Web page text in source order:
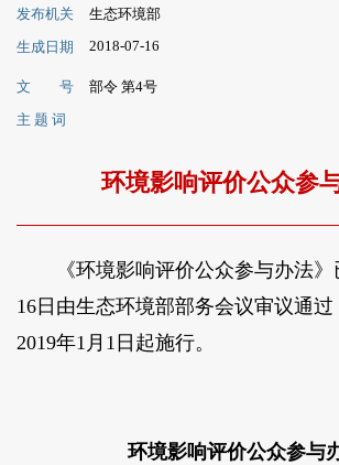
发布机关
生态环境部
生成日期
2018-07-16
文 号
部令 第4号
主 题 词
环境影响评价公众参
《环境影响评价公众参与办法》
16日由生态环境部部务会议审议通过
2019年1月1日起施行。
环境影响评价公众参与